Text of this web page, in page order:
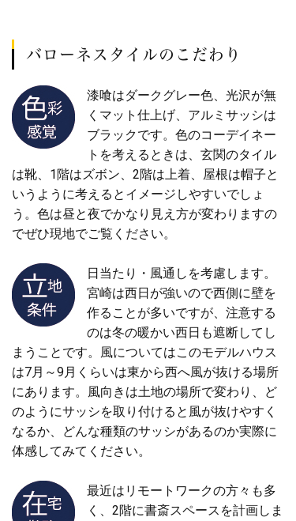
バローネスタイルのこだわり
漆喰はダークグレー色、光沢が無
くマット仕上げ、アルミサッシは
ブラックです。色のコーデイネー
トを考えるときは、玄関のタイル
は靴、1階はズボン、2階は上着、屋根は帽子と
いうように考えるとイメージしやすいでしょ
う。色は昼と夜でかなり見え方が変わりますの
でぜひ現地でご覧ください。
日当たり・風通しを考慮します。
宮崎は西日が強いので西側に壁を
作ることが多いですが、注意する
のは冬の暖かい西日も遮断してし
まうことです。風についてはこのモデルハウス
は7月～9月くらいは東から西へ風が抜ける場所
にあります。風向きは土地の場所で変わり、ど
のようにサッシを取り付けると風が抜けやすく
なるか、どんな種類のサッシがあるのか実際に
体感してみてください。
最近はリモートワークの方々も多
く、2階に書斎スペースを計画しま